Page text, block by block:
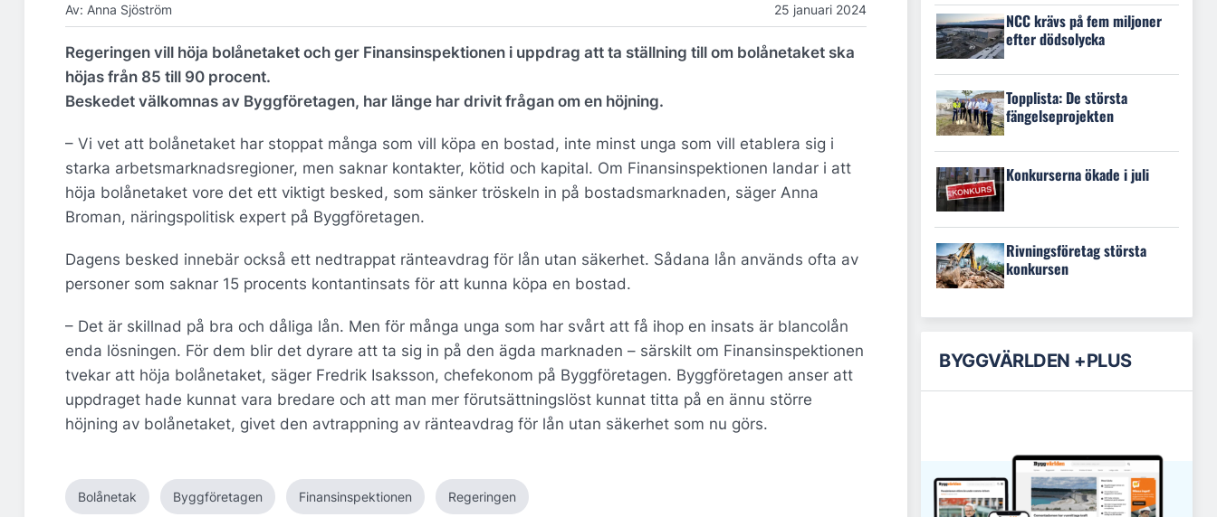
Av: Anna Sjöström 25 januari 2024
Regeringen vill höja bolånetaket och ger Finansinspektionen i uppdrag att ta ställning till om bolånetaket ska
höjas från 85 till 90 procent.
Beskedet välkomnas av Byggföretagen, har länge har drivit frågan om en höjning.
– Vi vet att bolånetaket har stoppat många som vill köpa en bostad, inte minst unga som vill etablera sig i
starka arbetsmarknadsregioner, men saknar kontakter, kötid och kapital. Om Finansinspektionen landar i att
höja bolånetaket vore det ett viktigt besked, som sänker tröskeln in på bostadsmarknaden, säger Anna
Broman, näringspolitisk expert på Byggföretagen.
Dagens besked innebär också ett nedtrappat ränteavdrag för lån utan säkerhet. Sådana lån används ofta av
personer som saknar 15 procents kontantinsats för att kunna köpa en bostad.
– Det är skillnad på bra och dåliga lån. Men för många unga som har svårt att få ihop en insats är blancolån
enda lösningen. För dem blir det dyrare att ta sig in på den ägda marknaden – särskilt om Finansinspektionen
tvekar att höja bolånetaket, säger Fredrik Isaksson, chefekonom på Byggföretagen. Byggföretagen anser att
uppdraget hade kunnat vara bredare och att man mer förutsättningslöst kunnat titta på en ännu större
höjning av bolånetaket, givet den avtrappning av ränteavdrag för lån utan säkerhet som nu görs.
Bolånetak Byggföretagen Finansinspektionen Regeringen
NCC krävs på fem miljoner
efter dödsolycka
Topplista: De största
fängelseprojekten
Konkurserna ökade i juli
Rivningsföretag största
konkursen
BYGGVÄRLDEN +PLUS